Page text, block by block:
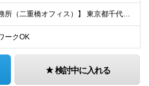
ークOK
検討中に入れる